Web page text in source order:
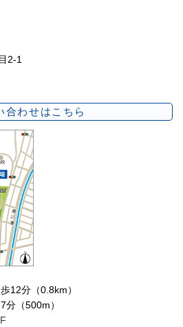
2-1
合わせはこちら
12分（0.8km）
（500m）